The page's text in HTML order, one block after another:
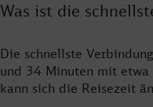
Was ist die
Die schnellste
und 34 Minuten mit etwa
kann sich die Reisezeit